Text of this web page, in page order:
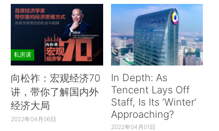
私房课
向松祚：宏观经济70
讲，带你了解国内外
经济大局
2022年04月06日
In Depth: As
Tencent Lays Off
Staff, Is Its ‘Winter’
Approaching?
2022年04月01日